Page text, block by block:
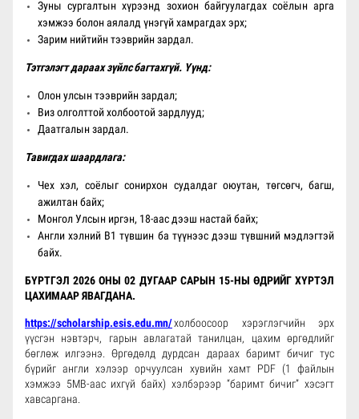
Зуны сургалтын хүрээнд зохион байгуулагдах соёлын арга
хэмжээ болон аялалд үнэгүй хамрагдах эрх;
Зарим нийтийн тээврийн зардал.
Тэтгэлэгт дараах зүйлс багтахгүй. Үүнд:
Олон улсын тээврийн зардал;
Виз олголттой холбоотой зардлууд;
Даатгалын зардал.
Тавигдах шаардлага:
Чех хэл, соёлыг сонирхон судалдаг оюутан, төгсөгч, багш,
ажилтан байх;
Монгол Улсын иргэн, 18-аас дээш настай байх;
Англи хэлний В1 түвшин ба түүнээс дээш түвшний мэдлэгтэй
байх.
БҮРТГЭЛ 2026 ОНЫ 02 ДУГААР САРЫН 15-НЫ ӨДРИЙГ ХҮРТЭЛ
ЦАХИМААР ЯВАГДАНА.
https://scholarship.esis.edu.mn/холбоосоор хэрэглэгчийн эрх
үүсгэн нэвтэрч, гарын авлагатай танилцан, цахим өргөдлийг
бөглөж илгээнэ. Өргөдөлд дурдсан дараах баримт бичиг тус
бүрийг англи хэлээр орчуулсан хувийн хамт PDF (1 файлын
хэмжээ 5MB-аас ихгүй байх) хэлбэрээр “баримт бичиг” хэсэгт
хавсаргана.